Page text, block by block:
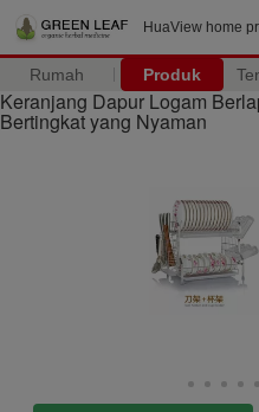
HuaView home
Rumah Produk
Keranjang Dapur Logam
Bertingkat yang Nyaman